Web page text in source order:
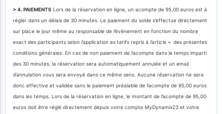
> 4. PAIEMENTS Lors de la réservation en ligne, un acompte de 95,00 euros est à
régler dans un délais de 30 minutes. Le paiement du solde s’effectue directement
sur place le jour même au responsable de l’évènement en fonction du nombre
exact des participants selon l’application es tarifs repris à l’article « des présentes
conditions générales. En cas de non paiement de l’acompte dans le temps imparti
des 30 minutes, la réservation sera automatiquement annulée et un email
d’annulation vous sera envoyé dans ce même sens. Aucune réservation ne sera
donc effective et validée sans le paiement préalable de l’acompte de 95,00 euros
dans les temps. Lors de la réservation en ligne, le montant de l’acompte de 95,00
euros doit être réglé directement depuis votre compte MyDynamix23 et votre